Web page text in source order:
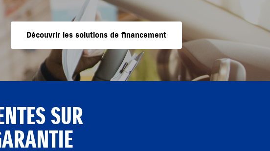
Découvrir les solutions de financement
SUR